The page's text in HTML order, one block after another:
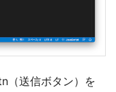
（送信ボタン）を